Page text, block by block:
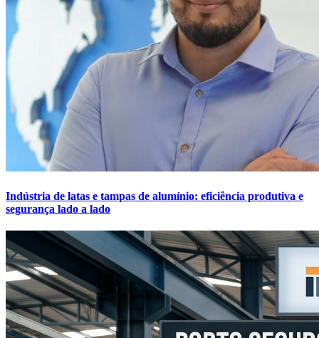
Indústria de latas e tampas de alumínio: eficiência produtiva e
segurança lado a lado